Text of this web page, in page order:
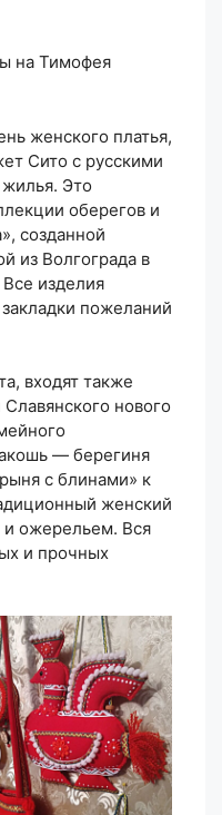
на Тимофея
женского платья,
Сито с русскими
Это
оберегов и
созданной
из Волгограда в
изделия
пожеланий
входят также
нового
— берегиня
с блинами» к
женский
и ожерельем. Вся
и прочных